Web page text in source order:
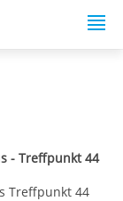
- Treffpunkt 44
Treffpunkt 44